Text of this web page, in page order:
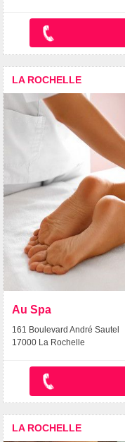
LA ROCHELLE
Au Spa
161 Boulevard André Sautel
17000 La Rochelle
LA ROCHELLE